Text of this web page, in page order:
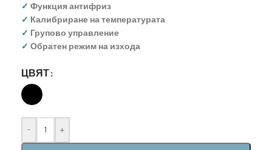
✓ Функция антифриз
✓ Калибриране на температурата
✓ Групово управление
✓ Обратен режим на изхода
ЦВЯТ
- +